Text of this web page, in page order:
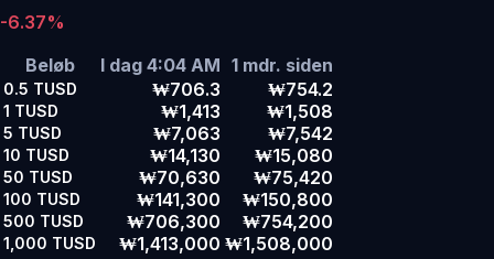
-6.37%
Beløb
I dag 4:04 AM 1 mdr. siden
0.5 TUSD ₩706.3 ₩754.2
1 TUSD ₩1,413 ₩1,508
5 TUSD ₩7,063 ₩7,542
10 TUSD ₩14,130 ₩15,080
50 TUSD ₩70,630 ₩75,420
100 TUSD ₩141,300 ₩150,800
500 TUSD ₩706,300 ₩754,200
1,000 TUSD ₩1,413,000 ₩1,508,000